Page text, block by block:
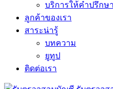
บริการให้คำปรึกษ
ลูกค้าของเรา
สาระน่ารู้
บทความ
ยูทูป
ติดต่อเรา